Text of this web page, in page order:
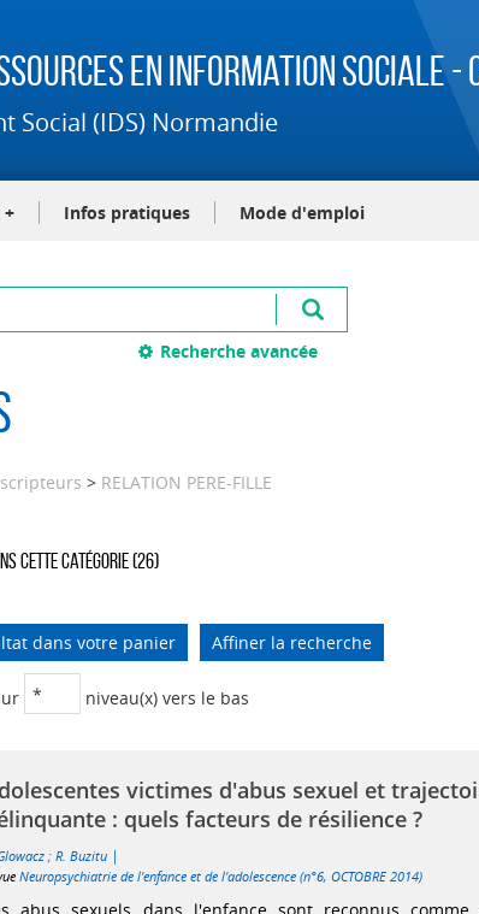
en Information Sociale -
Social (IDS) Normandie
+ Infos pratiques Mode d'emploi
Recherche avancée
> RELATION PERE-FILLE
cette catégorie (26)
dans votre panier Affiner la recherche
niveau(x) vers le bas
victimes d'abus sexuel et
: quels facteurs de résilience ?
;R. Buzitu |
Neuropsychiatrie de l'enfance et de l'adolescence (n°6, OCTOBRE 2014)